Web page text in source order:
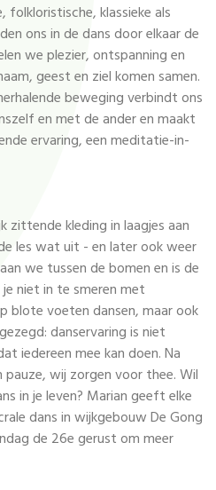
klassieke als
ons in de dans door elkaar de
we plezier, ontspanning en
geest en ziel komen samen.
beweging verbindt ons
en met de ander en maakt
ervaring, een meditatie-in-
zittende kleding in laagjes aan
les wat uit - en later ook weer
we tussen de bomen en is de
niet in te smeren met
blote voeten dansen, maar ook
danservaring is niet
iedereen mee kan doen. Na
wij zorgen voor thee. Wil
in je leven? Marian geeft elke
dans in wijkgebouw De Gong
de 26e gerust om meer